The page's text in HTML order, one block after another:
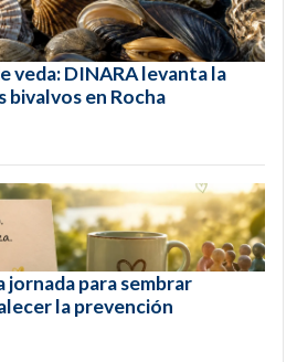
veda: DINARA levanta la
bivalvos en Rocha
jornada para sembrar
la prevención